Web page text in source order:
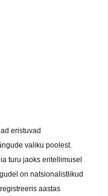
eristuvad
valiku poolest.
turu jaoks eritellimusel
on natsionalistlikud
aastas